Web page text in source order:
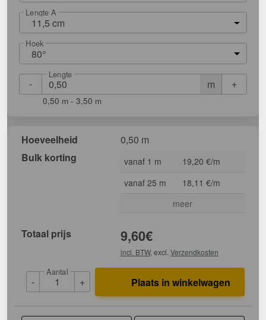
Lengte A
11,5 cm
Hoek
80°
- m
Lengte
+
0,50 m - 3,50 m
Hoeveelheid
0,50 m
Bulk korting
vanaf 1 m
19,20 €/m
vanaf 25 m
18,11 €/m
meer
Totaal prijs 9,60€
incl. BTW, excl. Verzendkosten
-
Aantal
+ Plaats in winkelwagen